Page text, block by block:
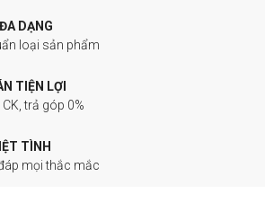
DẠNG
loại sản phẩm
TIỆN LỢI
trả góp 0%
TÌNH
mọi thắc mắc